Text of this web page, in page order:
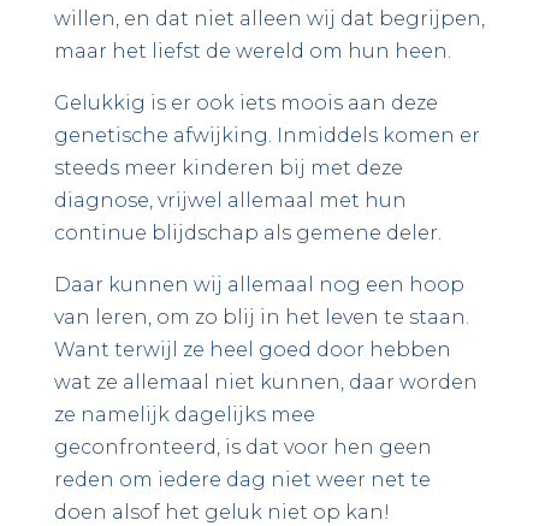
willen, en dat niet alleen wij dat begrijpen,
maar het liefst de wereld om hun heen.
Gelukkig is er ook iets moois aan deze
genetische afwijking. Inmiddels komen er
steeds meer kinderen bij met deze
diagnose, vrijwel allemaal met hun
continue blijdschap als gemene deler.
Daar kunnen wij allemaal nog een hoop
van leren, om zo blij in het leven te staan.
Want terwijl ze heel goed door hebben
wat ze allemaal niet kunnen, daar worden
ze namelijk dagelijks mee
geconfronteerd, is dat voor hen geen
reden om iedere dag niet weer net te
doen alsof het geluk niet op kan!